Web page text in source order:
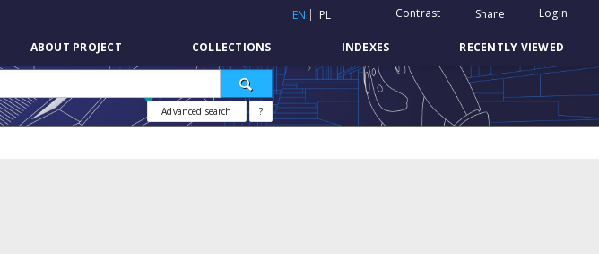
EN PL Contrast Share Login
ABOUT PROJECT COLLECTIONS INDEXES RECENTLY VIEWED
Advanced search ?